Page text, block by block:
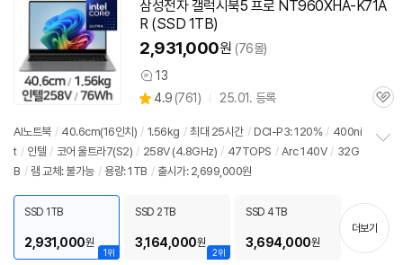
삼성전자 갤럭시북5 프로 NT960XHA-K71A
R (SSD 1TB)
2,931,000원 (76몰)
상
품
견
13
별
점
4.9 (상
리
뷰
761) 25.01. 등록
관
AI노트북 / 40.6cm(16인치) / 1.56kg / 최대 25시간 / DCI-P3: 120% / 400ni
t / 인텔 / 코어 울트라7(S2) / 258V (4.8GHz) / 47TOPS / Arc 140V / 32G
B / 램 교체: 불가능 / 용량: 1TB / 출시가: 2,699,000원
기
1위
SSD 1TB
2,931,000원
2위
SSD 2TB
3,164,000원
SSD 4TB
3,694,000원
더보기